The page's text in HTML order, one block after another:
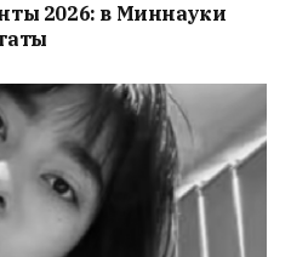
2026: в Миннауки